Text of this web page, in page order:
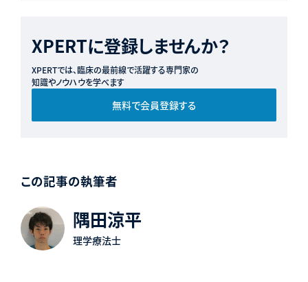
XPERTに登録しませんか？
XPERTでは、臨床の最前線で活躍する専門家の
知識やノウハウを学べます
無料で会員登録する
この記事の執筆者
隅田涼平
理学療法士